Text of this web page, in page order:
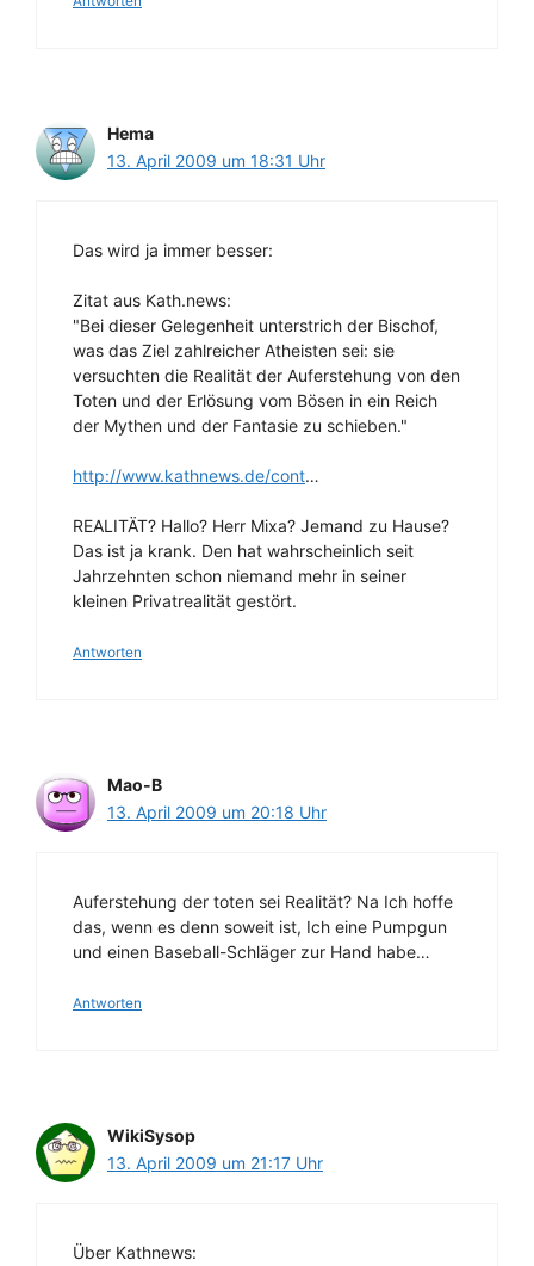
Hema
13. April 2009 um 18:31 Uhr
Das wird ja immer besser:
Zitat aus Kath.news:
"Bei dieser Gelegenheit unterstrich der Bischof,
was das Ziel zahlreicher Atheisten sei: sie
versuchten die Realität der Auferstehung von den
Toten und der Erlösung vom Bösen in ein Reich
der Mythen und der Fantasie zu schieben."
http://www.kathnews.de/cont…
REALITÄT? Hallo? Herr Mixa? Jemand zu Hause?
Das ist ja krank. Den hat wahrscheinlich seit
Jahrzehnten schon niemand mehr in seiner
kleinen Privatrealität gestört.
Antworten
Mao-B
13. April 2009 um 20:18 Uhr
Auferstehung der toten sei Realität? Na Ich hoffe
das, wenn es denn soweit ist, Ich eine Pumpgun
und einen Baseball-Schläger zur Hand habe…
Antworten
WikiSysop
13. April 2009 um 21:17 Uhr
Über Kathnews: